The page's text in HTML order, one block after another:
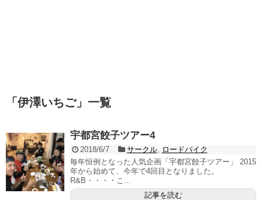
「 伊澤いちご」 一覧
宇都宮餃子ツアー4
2018/6/7 サークル,
ロードバイク
毎年恒例となった人気企画「宇都宮餃子ツアー」 2015
年から始めて、今年で4回目となりました。
R&B・・・・こ...
記事を読む